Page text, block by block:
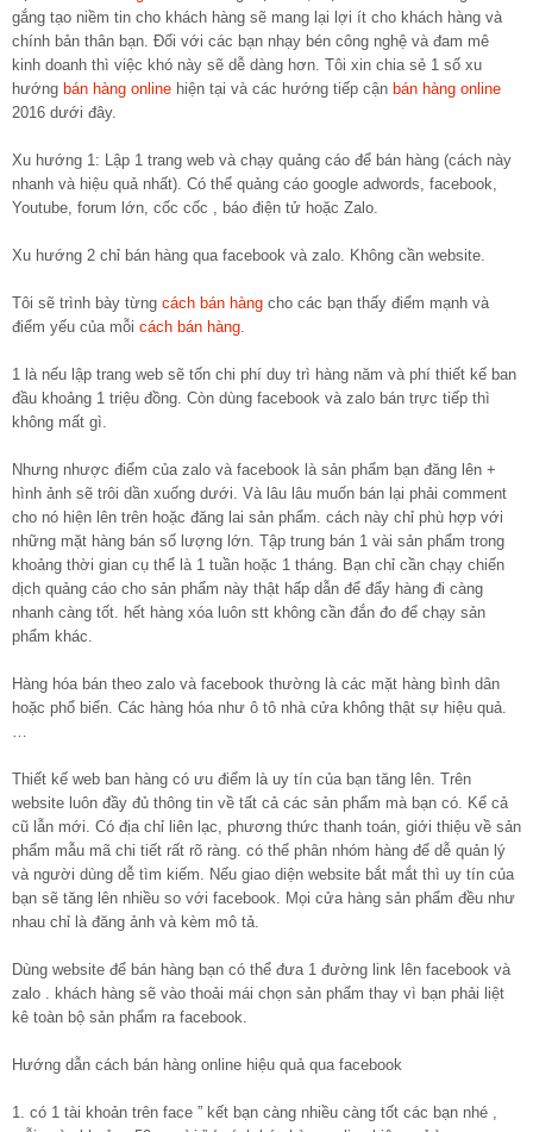
gắng tạo niềm tin cho khách hàng sẽ mang lại lợi ít cho khách hàng và
chính bản thân bạn. Đối với các bạn nhạy bén công nghệ và đam mê
kinh doanh thì việc khó này sẽ dễ dàng hơn. Tôi xin chia sẻ 1 số xu
hướng bán hàng online hiện tại và các hướng tiếp cận bán hàng online
2016 dưới đây.
Xu hướng 1: Lập 1 trang web và chạy quảng cáo để bán hàng (cách này
nhanh và hiệu quả nhất). Có thể quảng cáo google adwords, facebook,
Youtube, forum lớn, cốc cốc , báo điện tử hoặc Zalo.
Xu hướng 2 chỉ bán hàng qua facebook và zalo. Không cần website.
Tôi sẽ trình bày từng cách bán hàng cho các bạn thấy điểm mạnh và
điểm yếu của mỗi cách bán hàng.
1 là nếu lập trang web sẽ tốn chi phí duy trì hàng năm và phí thiết kế ban
đầu khoảng 1 triệu đồng. Còn dùng facebook và zalo bán trực tiếp thì
không mất gì.
Nhưng nhược điểm của zalo và facebook là sản phẩm bạn đăng lên +
hình ảnh sẽ trôi dần xuống dưới. Và lâu lâu muốn bán lại phải comment
cho nó hiện lên trên hoặc đăng lai sản phẩm. cách này chỉ phù hợp với
những mặt hàng bán số lượng lớn. Tập trung bán 1 vài sản phẩm trong
khoảng thời gian cụ thể là 1 tuần hoặc 1 tháng. Bạn chỉ cần chạy chiến
dịch quảng cáo cho sản phẩm này thật hấp dẫn để đẩy hàng đi càng
nhanh càng tốt. hết hàng xóa luôn stt không cần đắn đo để chạy sản
phẩm khác.
Hàng hóa bán theo zalo và facebook thường là các mặt hàng bình dân
hoặc phổ biến. Các hàng hóa như ô tô nhà cửa không thật sự hiệu quả.
…
Thiết kế web ban hàng có ưu điểm là uy tín của bạn tăng lên. Trên
website luôn đầy đủ thông tin về tất cả các sản phẩm mà bạn có. Kể cả
cũ lẫn mới. Có địa chỉ liên lạc, phương thức thanh toán, giới thiệu về sản
phẩm mẫu mã chi tiết rất rõ ràng. có thể phân nhóm hàng để dễ quản lý
và người dùng dễ tìm kiếm. Nếu giao diện website bắt mắt thì uy tín của
bạn sẽ tăng lên nhiều so với facebook. Mọi cửa hàng sản phẩm đều như
nhau chỉ là đăng ảnh và kèm mô tả.
Dùng website để bán hàng bạn có thể đưa 1 đường link lên facebook và
zalo . khách hàng sẽ vào thoải mái chọn sản phẩm thay vì bạn phải liệt
kê toàn bộ sản phẩm ra facebook.
Hướng dẫn cách bán hàng online hiệu quả qua facebook
1. có 1 tài khoản trên face ” kết bạn càng nhiều càng tốt các bạn nhé ,